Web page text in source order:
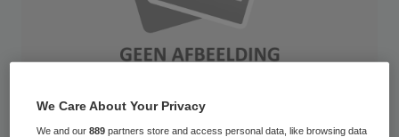
We Care About Your Privacy
We and our889 partners store and access personal data, like browsing data